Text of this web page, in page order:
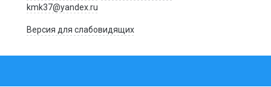
kmk37@yandex.ru
Версия для слабовидящих